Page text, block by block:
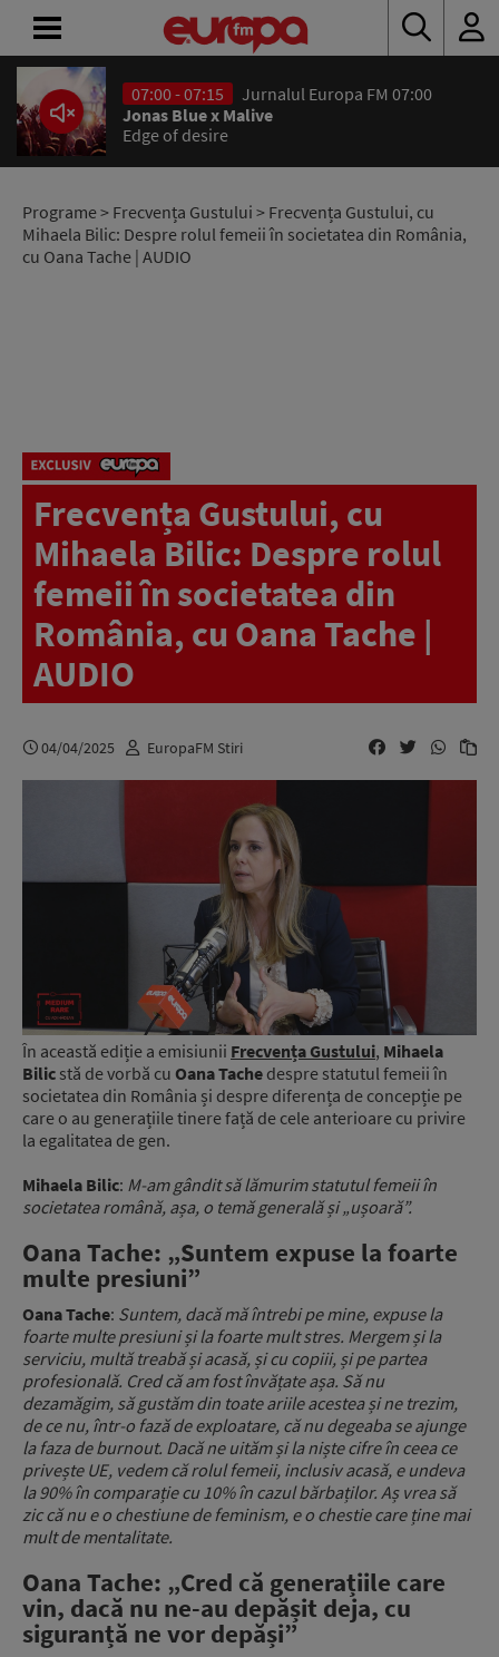
07:00 - 07:15
Jurnalul Europa FM 07:00
Jonas Blue x Malive
Edge of desire
Programe> Frecvența Gustului > Frecvența Gustului, cu
Mihaela Bilic: Despre rolul femeii în societatea din România,
cu Oana Tache | AUDIO
Frecvența Gustului, cu
Mihaela Bilic: Despre rolul
femeii în societatea din
România, cu Oana Tache |
AUDIO
04/04/2025 EuropaFM Stiri
În această ediție a emisiunii Frecvența Gustului, Mihaela
Bilic stă de vorbă cu Oana Tache despre statutul femeii în
societatea din România și despre diferența de concepție pe
care o au generațiile tinere față de cele anterioare cu privire
la egalitatea de gen.
Mihaela Bilic: M-am gândit să lămurim statutul femeii în
societatea română, așa, o temă generală și „ușoară”.
Oana Tache: „Suntem expuse la foarte
multe presiuni”
Oana Tache: Suntem, dacă mă întrebi pe mine, expuse la
foarte multe presiuni și la foarte mult stres. Mergem și la
serviciu, multă treabă și acasă, și cu copiii, și pe partea
profesională. Cred că am fost învățate așa. Să nu
dezamăgim, să gustăm din toate ariile acestea și ne trezim,
de ce nu, într-o fază de exploatare, că nu degeaba se ajunge
la faza de burnout. Dacă ne uităm și la niște cifre în ceea ce
privește UE, vedem că rolul femeii, inclusiv acasă, e undeva
la 90% în comparație cu 10% în cazul bărbaților. Aș vrea să
zic că nu e o chestiune de feminism, e o chestie care ține mai
mult de mentalitate.
Oana Tache: „Cred că generațiile care
vin, dacă nu ne-au depășit deja, cu
siguranță ne vor depăși”
ACASĂ
ȘTIRI
RADIO
CONCURSURI